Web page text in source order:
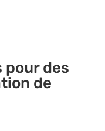
pour des
de